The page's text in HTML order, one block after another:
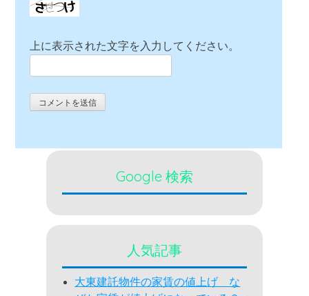
上に表示された文字を入力してください。
Google 検索
人気記事
大東建託物件の家賃の値上げ な